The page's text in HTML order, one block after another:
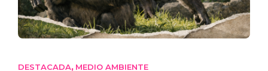
DESTACADA, MEDIO AMBIENTE